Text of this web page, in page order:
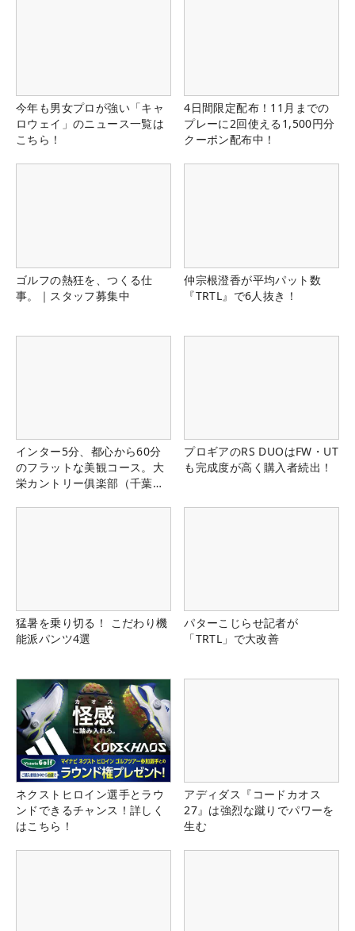
今年も男女プロが強い「キャ
ロウェイ」のニュース一覧は
こちら！
4日間限定配布！11月までの
プレーに2回使える1,500円分
クーポン配布中！
ゴルフの熱狂を、つくる仕
事。｜スタッフ募集中
仲宗根澄香が平均パット数
『TRTL』で6人抜き！
インター5分、都心から60分
のフラットな美観コース。大
栄カントリー俱楽部（千葉
プロギアのRS DUOはFW・UT
も完成度が高く購入者続出！
猛暑を乗り切る！ こだわり機
能派パンツ4選
パターこじらせ記者が
「TRTL」で大改善
ネクストヒロイン選手とラウ
ンドできるチャンス！詳しく
はこちら！
アディダス『コードカオス
27』は強烈な蹴りでパワーを
生む